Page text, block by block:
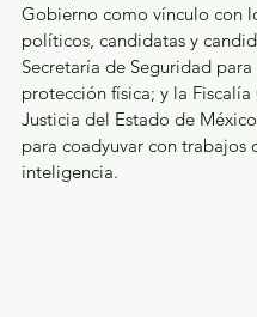
Gobierno como vínculo con
políticos, candidatas y
Secretaría de Seguridad
protección física; y la
Justicia del Estado de
para coadyuvar con trabajos
inteligencia.